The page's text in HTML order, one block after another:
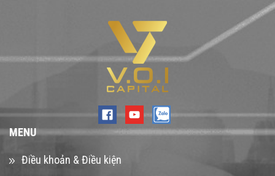
MENU
Điều khoản & Điều kiện